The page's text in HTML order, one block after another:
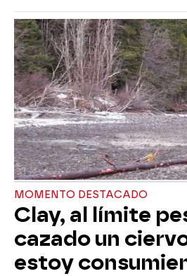
MOMENTO DESTACADO
Clay, al límite
cazado un
estoy